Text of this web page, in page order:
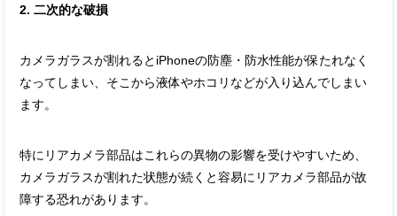
2. 二次的な破損
カメラガラスが割れるとiPhoneの防塵・防水性能が保たれなく
なってしまい、そこから液体やホコリなどが入り込んでしまい
ます。
特にリアカメラ部品はこれらの異物の影響を受けやすいため、
カメラガラスが割れた状態が続くと容易にリアカメラ部品が故
障する恐れがあります。